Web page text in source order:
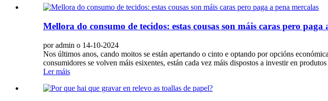
Mellora do consumo de tecidos: estas cousas son máis caras pero paga
por admin o 14-10-2024
Nos últimos anos, cando moitos se están apertando o cinto e optando por opcións
consumidores se volven máis esixentes, están cada vez máis dispostos a investir en
Ler máis